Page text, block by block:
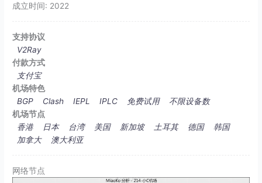
成立时间: 2022
支持协议
V2Ray
付款方式
支付宝
机场特色
BGP
Clash IEPL IPLC 免费试用
不限设备数
机场节点
香港
日本 台湾 美国 新加坡 土耳其 德国
韩国
加拿大
澳大利亚
网络节点